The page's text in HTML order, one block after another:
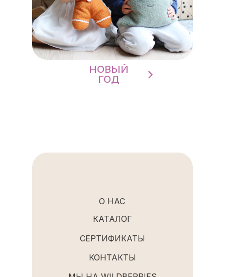
НОВЫЙ
ГОД
КОНТАКТЫ
СЕРТИФИКАТЫ
КАТАЛОГ
О НАС